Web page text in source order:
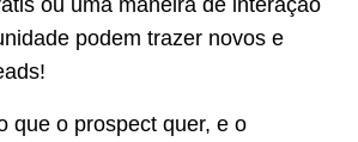
ou uma maneira de interação
podem trazer novos e
que o prospect quer, e o